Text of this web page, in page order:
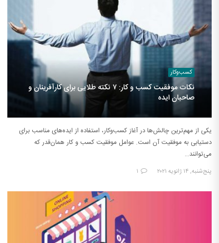
کسب‌وکار
نکات موفقیت کسب و کار: ۷ نکته طلایی برای کارآفرینان و
صاحبان ایده
یکی از مهم‌ترین چالش‌ها در آغاز کسب‌وکار، استفاده از ایده‌های مناسب برای
دستیابی به موفقیت آن است. عوامل موفقیت کسب و کار همان‌قدر که
می‌توانند…
پنج‌شنبه, ۱۴ ژانویه ۲۰۲۱ ۱